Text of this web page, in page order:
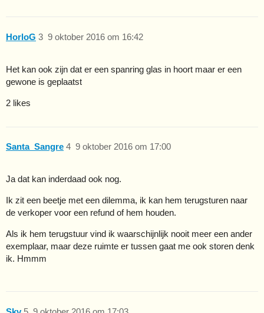
HorloG 9 oktober 2016 om 16:42
3
Het kan ook zijn dat er een spanring glas in hoort maar er een
gewone is geplaatst
2 likes
Santa_Sangre 9 oktober 2016 om 17:00
4
Ja dat kan inderdaad ook nog.
Ik zit een beetje met een dilemma, ik kan hem terugsturen naar
de verkoper voor een refund of hem houden.
Als ik hem terugstuur vind ik waarschijnlijk nooit meer een ander
exemplaar, maar deze ruimte er tussen gaat me ook storen denk
ik. Hmmm